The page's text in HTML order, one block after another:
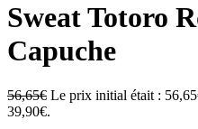
Sweat Totoro
Capuche
56,65€ Le prix initial était :
39,90€.